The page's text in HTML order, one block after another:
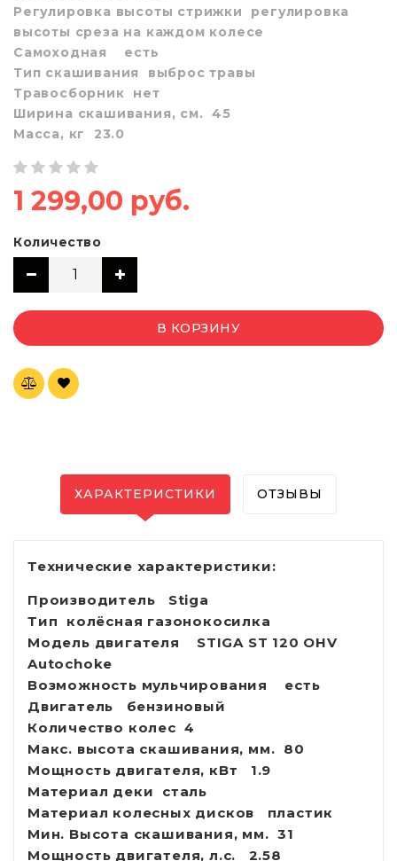
Регулировка высоты стрижки регулировка
высоты среза на каждом колесе
Самоходная есть
Тип скашивания выброс травы
Травосборник нет
Ширина скашивания, см.45
Масса, кг 23.0
1 299,00 руб.
Количество
В КОРЗИНУ
ХАРАКТЕРИСТИКИ ОТЗЫВЫ
Технические характеристики:
Производитель Stiga
Тип колёсная газонокосилка
Модель двигателя STIGA ST 120 OHV
Autochoke
Возможность мульчирования есть
Двигатель бензиновый
Количество колес4
Макс. высота скашивания, мм. 80
Мощность двигателя, кВт 1.9
Материал деки сталь
Материал колесных дисков пластик
Мин. Высота скашивания, мм.31
Мощность двигателя, л.с. 2.58